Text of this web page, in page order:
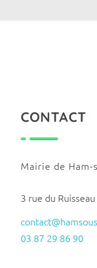
CONTACT
Mairie de Ham-
3 rue du Ruisseau
03 87 29 86 90